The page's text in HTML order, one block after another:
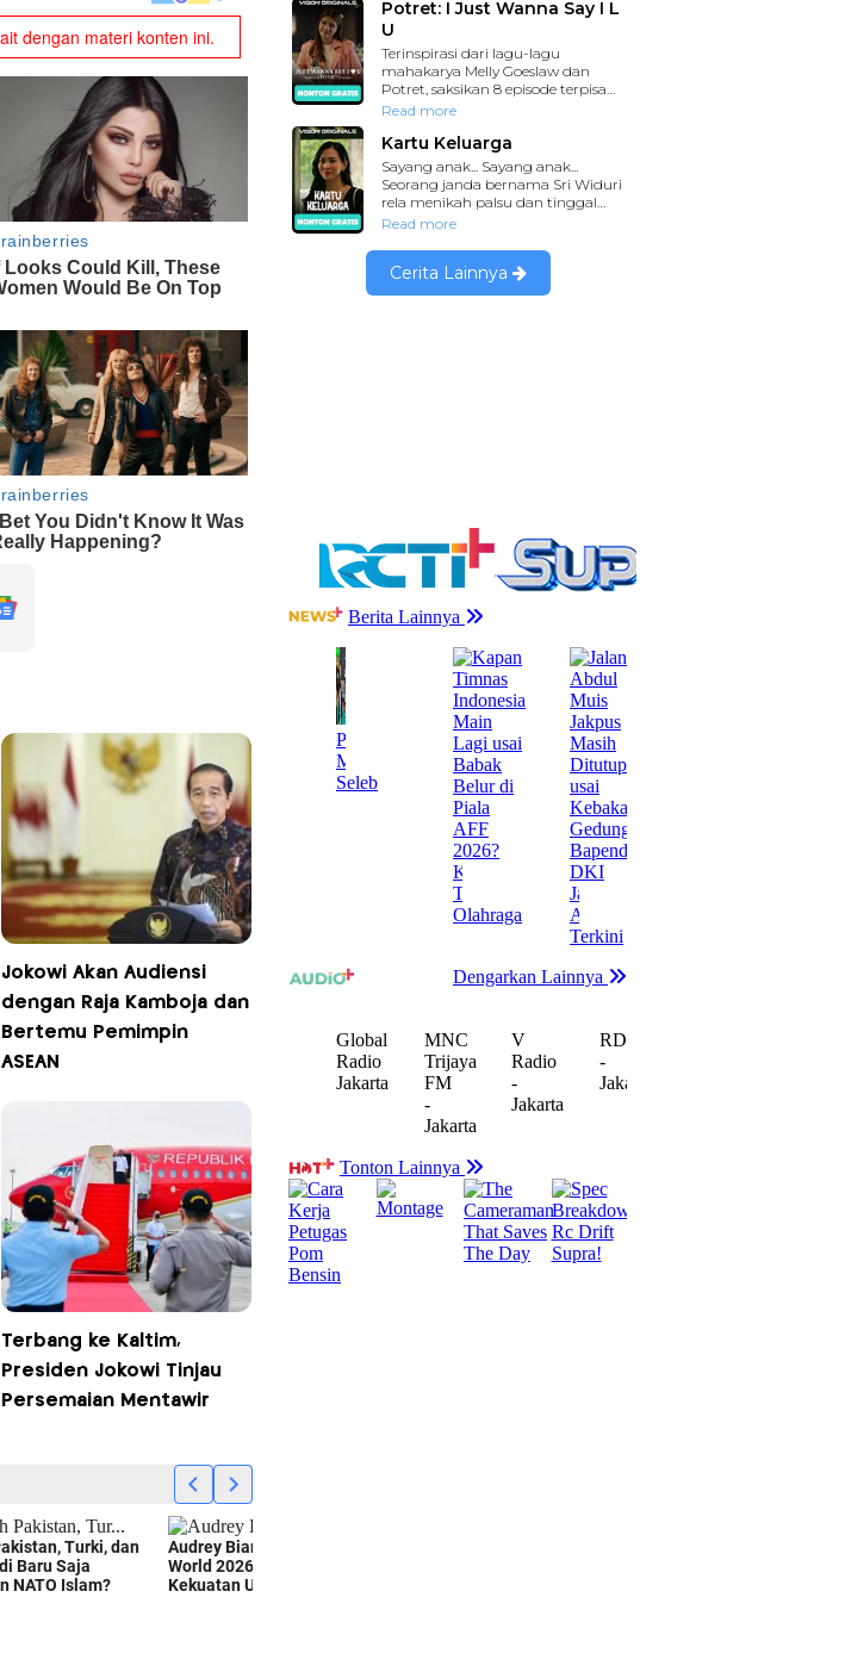
Jokowi Akan Audiensi
dengan Raja Kamboja dan
Bertemu Pemimpin
ASEAN
Terbang ke Kaltim,
Presiden Jokowi Tinjau
Persemaian Mentawir